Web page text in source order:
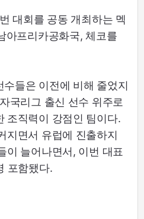
대회를 공동 개최하는 멕
아프리카공화국, 체코를
들은 이전에 비해 줄었지
국리그 출신 선수 위주로
조직력이 강점인 팀이다.
지면서 유럽에 진출하지
이 늘어나면서, 이번 대표
포함됐다.